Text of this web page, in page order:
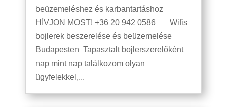
beüzemeléshez és karbantartáshoz
HÍVJON MOST! +36 20 942 0586 Wifis
bojlerek beszerelése és beüzemelése
Budapesten Tapasztalt bojlerszerelőként
nap mint nap találkozom olyan
ügyfelekkel,...